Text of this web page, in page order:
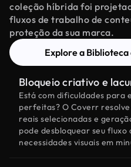
coleção híbrida foi
fluxos de trabalho de
proteção da sua marca.
Explore a
Bloqueio criativo e
Está com dificuldades para
perfeitas? O Coverr
reais selecionadas e
pode desbloquear seu
necessidades visuais em